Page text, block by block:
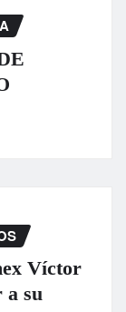
Víctor
a su